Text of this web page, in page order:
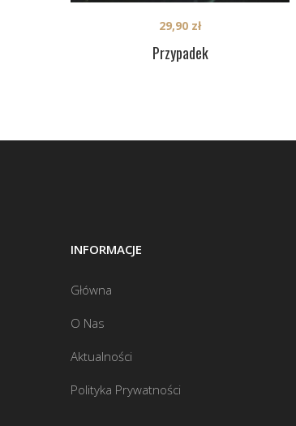
Przypadek
29,90 zł
INFORMACJE
Główna
O Nas
Aktualności
Polityka Prywatności